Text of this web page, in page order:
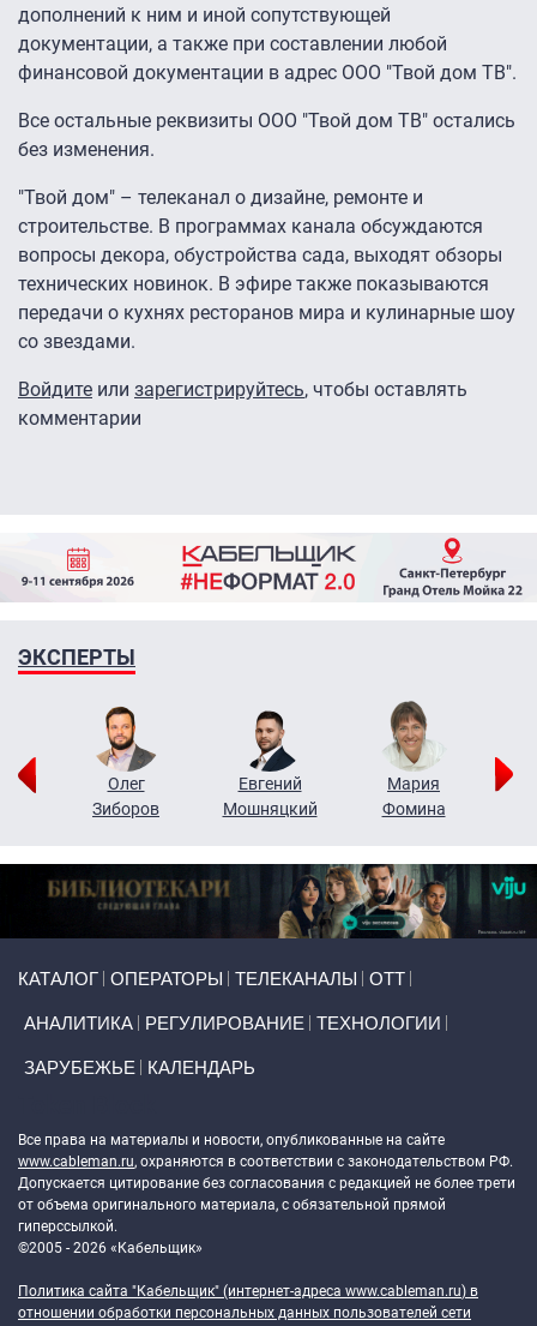
дополнений к ним и иной сопутствующей
документации, а также при составлении любой
финансовой документации в адрес ООО "Твой дом ТВ".
Все остальные реквизиты ООО "Твой дом ТВ" остались
без изменения.
"Твой дом" – телеканал о дизайне, ремонте и
строительстве. В программах канала обсуждаются
вопросы декора, обустройства сада, выходят обзоры
технических новинок. В эфире также показываются
передачи о кухнях ресторанов мира и кулинарные шоу
со звездами.
Войдите или зарегистрируйтесь, чтобы оставлять
комментарии
ЭКСПЕРТЫ
Олег
Зиборов
Евгений
Мошняцкий
Мария
Фомина
КАТАЛОГ ОПЕРАТОРЫ ТЕЛЕКАНАЛЫ ОТТ
АНАЛИТИКА РЕГУЛИРОВАНИЕ ТЕХНОЛОГИИ
ЗАРУБЕЖЬЕ КАЛЕНДАРЬ
Все права на материалы и новости, опубликованные на сайте
www.cableman.ru, охраняются в соответствии с законодательством РФ.
Допускается цитирование без согласования с редакцией не более трети
от объема оригинального материала, с обязательной прямой
гиперссылкой.
©2005 - 2026 «Кабельщик»
Политика сайта "Кабельщик" (интернет-адреса www.cableman.ru) в
отношении обработки персональных данных пользователей сети